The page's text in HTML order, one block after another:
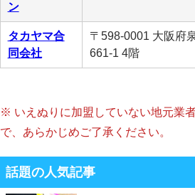
ン
タカヤマ合
同会社
〒598-0001 大阪府
661-1 4階
※ いえぬりに加盟していない地元業
で、あらかじめご了承ください。
話題の人気記事